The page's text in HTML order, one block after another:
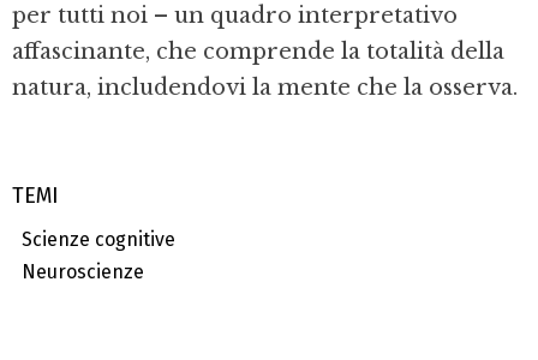
TEMI
Scienze cognitive
Neuroscienze
per tutti noi – un quadro interpretativo
affascinante, che comprende la totalità della
natura, includendovi la mente che la osserva.